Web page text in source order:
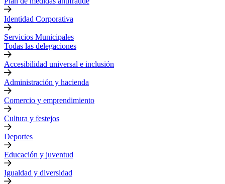
Identidad Corporativa
Servicios Municipales
Todas las delegaciones
Accesibilidad universal e inclusión
Administración y hacienda
Comercio y emprendimiento
Cultura y festejos
Deportes
Educación y juventud
Igualdad y diversidad